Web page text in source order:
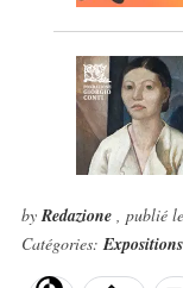
byRedazione , publié
Catégories: